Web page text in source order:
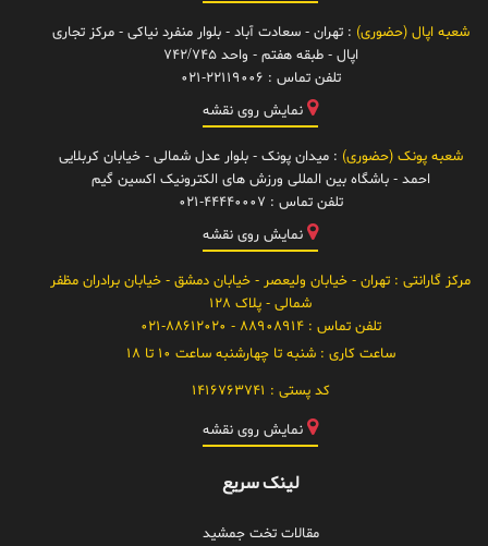
شعبه اپال (حضوری) : تهران - سعادت آباد - بلوار منفرد نیاکی - مرکز تجاری
اپال - طبقه هفتم - واحد 742/745
تلفن تماس : 021-22119006
نمایش روی نقشه
شعبه پونک (حضوری) : میدان پونک - بلوار عدل شمالی - خیابان کربلایی
احمد - باشگاه بین المللی ورزش های الکترونیک اکسین گیم
تلفن تماس : 021-44440007
نمایش روی نقشه
مرکز گارانتی : تهران - خیابان ولیعصر - خیابان دمشق - خیابان برادران مظفر
شمالی - پلاک 128
تلفن تماس :88908914 - 021-88612020
ساعت کاری :شنبه تا چهارشنبه ساعت 10 تا 18
کد پستی : 1416763741
نمایش روی نقشه
لینک سریع
مقالات تخت جمشید